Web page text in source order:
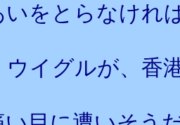
いをとらなけれ
イグルが、香